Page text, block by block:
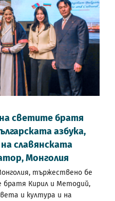
светите братя
азбука,
славянската
Монголия
тържествено бе
братя Кирил и Методий,
и култура и на